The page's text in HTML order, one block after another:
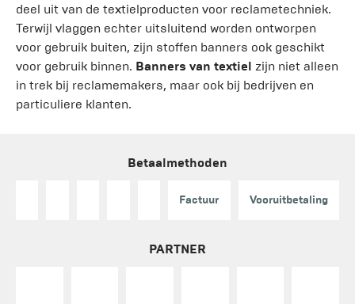
deel uit van de textielproducten voor reclametechniek.
Terwijl vlaggen echter uitsluitend worden ontworpen
voor gebruik buiten, zijn stoffen banners ook geschikt
voor gebruik binnen. Banners van textiel zijn niet alleen
in trek bij reclamemakers, maar ook bij bedrijven en
particuliere klanten.
Betaalmethoden
Factuur Vooruitbetaling
PARTNER